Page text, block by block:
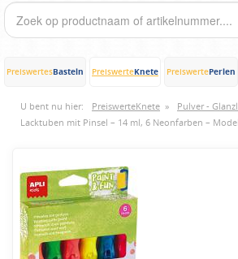
PreiswertesBasteln PreiswerteKnete PreiswertePerlen
U bent nu hier: PreiswerteKnete » Pulver -
Lacktuben mit Pinsel – 14 ml, 6 Neonfarben –